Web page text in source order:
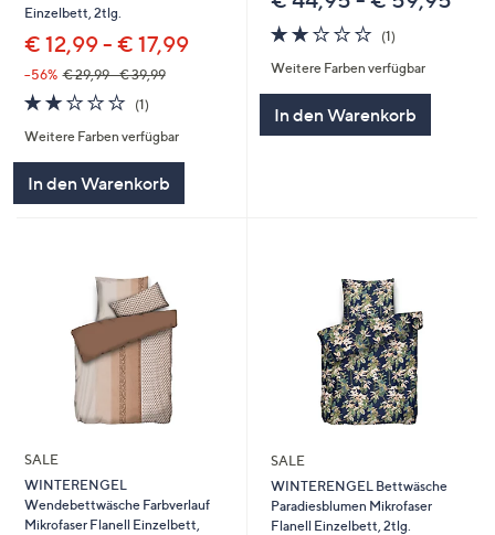
Einzelbett, 2tlg.
€ 12,99 - € 17,99
--56% € 29,99 - € 39,99
2.0
von
5
(1)
Weitere Farben verfügbar
In den Warenkorb
2.0
von
5
(1)
Weitere Farben verfügbar
In den Warenkorb
SALE
WINTERENGEL
Wendebettwäsche Farbverlauf
Mikrofaser Flanell Einzelbett,
SALE
WINTERENGEL Bettwäsche
Paradiesblumen Mikrofaser
Flanell Einzelbett, 2tlg.